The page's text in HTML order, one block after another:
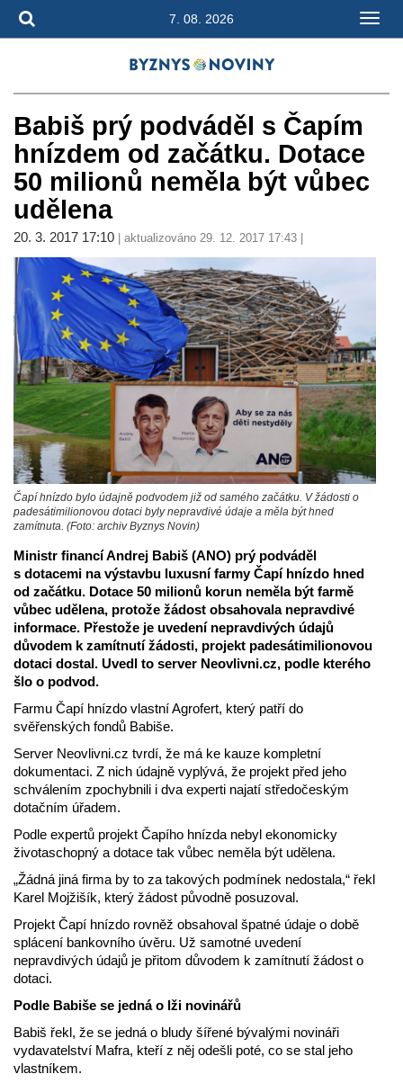
7. 08. 2026
Babiš prý podváděl s Čapím
hnízdem od začátku. Dotace
50 milionů neměla být vůbec
udělena
20. 3. 2017 17:10 | aktualizováno 29. 12. 2017 17:43 |
Čapí hnízdo bylo údajně podvodem již od samého začátku. V žádosti o
padesátimilionovou dotaci byly nepravdivé údaje a měla být hned
zamítnuta. (Foto: archiv Byznys Novin)
Ministr financí Andrej Babiš (ANO) prý podváděl
s dotacemi na výstavbu luxusní farmy Čapí hnízdo hned
od začátku. Dotace 50 milionů korun neměla být farmě
vůbec udělena, protože žádost obsahovala nepravdivé
informace. Přestože je uvedení nepravdivých údajů
důvodem k zamítnutí žádosti, projekt padesátimilionovou
dotaci dostal. Uvedl to server Neovlivni.cz, podle kterého
šlo o podvod.
Farmu Čapí hnízdo vlastní Agrofert, který patří do
svěřenských fondů Babiše.
Server Neovlivni.cz tvrdí, že má ke kauze kompletní
dokumentaci. Z nich údajně vyplývá, že projekt před jeho
schválením zpochybnili i dva experti najatí středočeským
dotačním úřadem.
Podle expertů projekt Čapího hnízda nebyl ekonomicky
životaschopný a dotace tak vůbec neměla být udělena.
„Žádná jiná firma by to za takových podmínek nedostala,“ řekl
Karel Mojžišík, který žádost původně posuzoval.
Projekt Čapí hnízdo rovněž obsahoval špatné údaje o době
splácení bankovního úvěru. Už samotné uvedení
nepravdivých údajů je přitom důvodem k zamítnutí žádost o
dotaci.
Podle Babiše se jedná o lži novinářů
Babiš řekl, že se jedná o bludy šířené bývalými novináři
vydavatelství Mafra, kteří z něj odešli poté, co se stal jeho
vlastníkem.